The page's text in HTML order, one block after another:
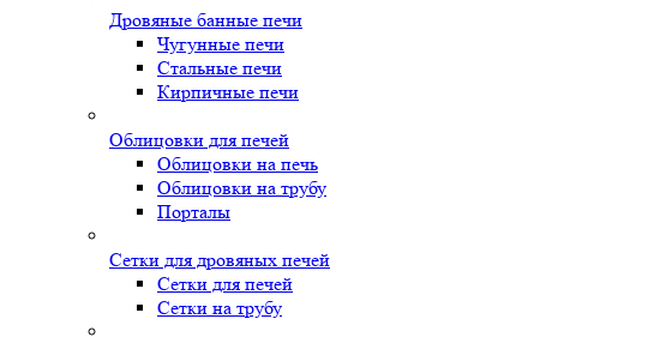
Дровяные банные печи
Чугунные печи
Стальные печи
Кирпичные печи
Облицовки для печей
Облицовки на печь
Облицовки на трубу
Порталы
Сетки для дровяных печей
Сетки для печей
Сетки на трубу